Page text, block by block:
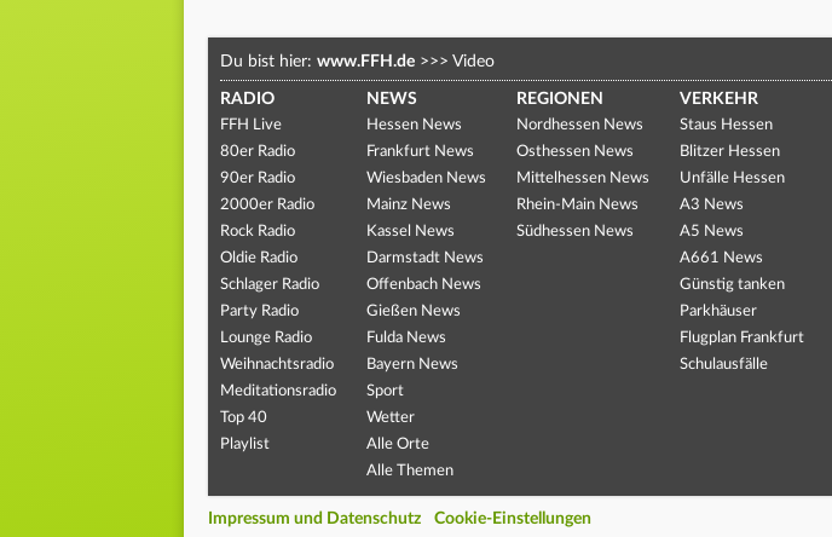
Du bist hier: www.FFH.de >>> Video
RADIO
FFH Live
80er Radio
90er Radio
2000er Radio
Rock Radio
Oldie Radio
Schlager Radio
Party Radio
Lounge Radio
Weihnachtsradio
Meditationsradio
Top 40
Playlist
NEWS
Hessen News
Frankfurt News
Wiesbaden News
Mainz News
Kassel News
Darmstadt News
Offenbach News
Gießen News
Fulda News
Bayern News
Sport
Wetter
Alle Orte
Alle Themen
REGIONEN
Nordhessen News
Osthessen News
Mittelhessen News
Rhein-Main News
Südhessen News
VERKEHR
Staus Hessen
Blitzer Hessen
Unfälle Hessen
A3 News
A5 News
A661 News
Günstig tanken
Parkhäuser
Flugplan Frankfurt
Schulausfälle
Impressum und Datenschutz Cookie-Einstellungen